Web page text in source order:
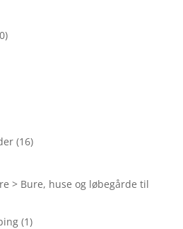
(16)
> Bure, huse og løbegårde til
(1)